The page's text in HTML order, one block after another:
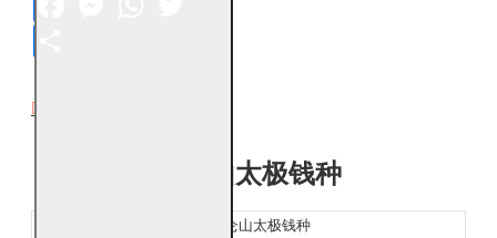
昆仑山太极钱种
昆仑山太极钱种